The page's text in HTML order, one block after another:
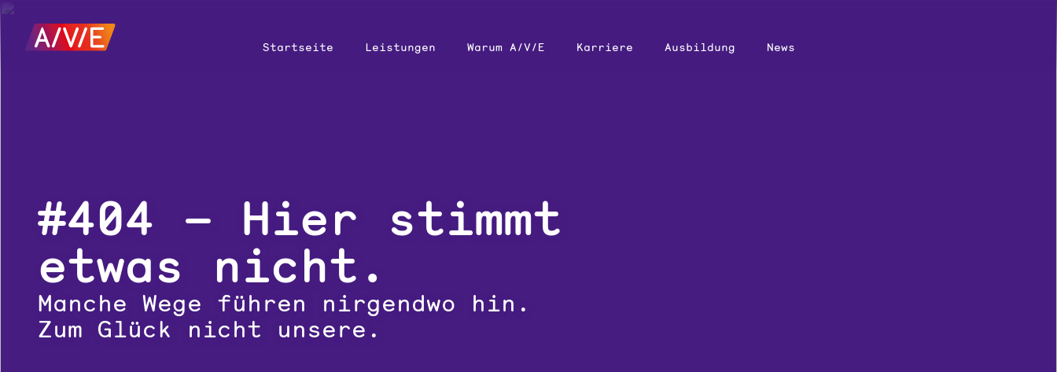
Startseite Leistungen Warum A/‌V/‌E Karriere Ausbildung News
#404 – Hier stimmt
etwas nicht.
Manche Wege führen nirgendwo hin.
Zum Glück nicht unsere.